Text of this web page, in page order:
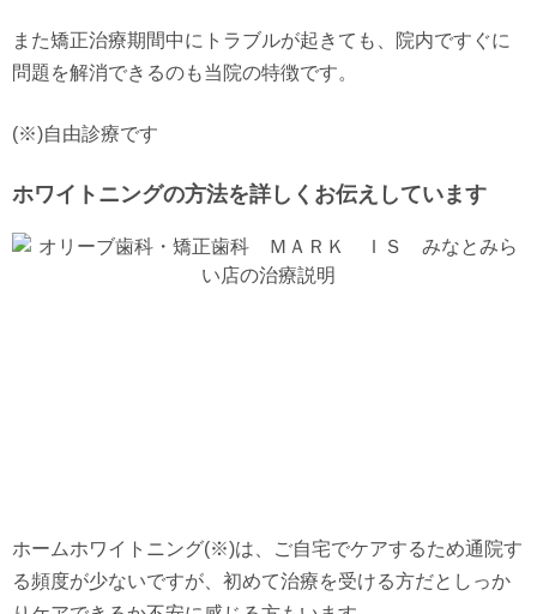
また矯正治療期間中にトラブルが起きても、院内ですぐに
問題を解消できるのも当院の特徴です。
(※)自由診療です
ホワイトニングの方法を詳しくお伝えしています
ホームホワイトニング(※)は、ご自宅でケアするため通院す
る頻度が少ないですが、初めて治療を受ける方だとしっか